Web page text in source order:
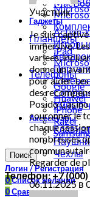
Планшеты
iPad
Телефоны
Google
Huawei
iPhone
Razer
Samsung
Поиск
Логин / Регистрация
0Список желаний
0Сравнить
Гаджеты
Action-
Умные
Аксессуары
Чехлы
Телефон: +7
Участник
Je suis
immersive.
variees,
donne un
pour aider.
des
Posido
couronner le
chaque
nombreuses
Regarder de
06.11.2025 в